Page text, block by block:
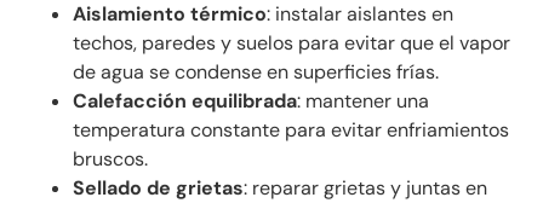
Aislamiento térmico: instalar aislantes en
techos, paredes y suelos para evitar que el vapor
de agua se condense en superficies frías.
Calefacción equilibrada: mantener una
temperatura constante para evitar enfriamientos
bruscos.
Sellado de grietas: reparar grietas y juntas en